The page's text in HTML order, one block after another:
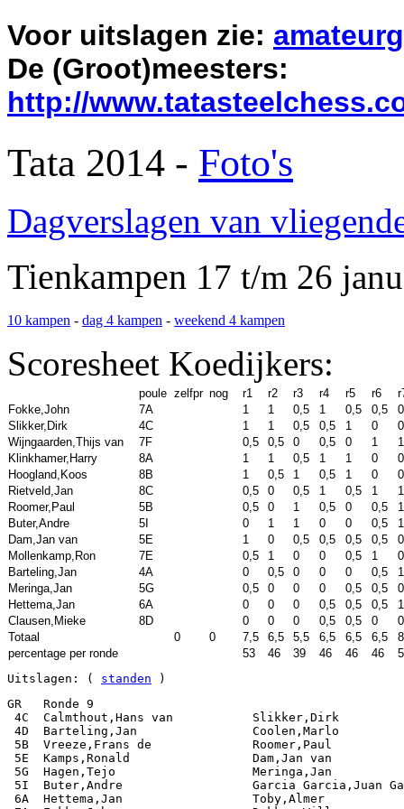
Voor uitslagen zie:
De (Groot)meesters:
http://
Tata 2014 - Foto's
Dagverslagen van
Tienkampen 17 t/m 26
10 kampen - dag 4 kampen - weekend 4 kampen
Scoresheet Koedijkers:
poule zelfpr nog r1 r2 r3 r4 r5 r6
Fokke,John
7A 1 1 0,5 1 0,5 0,5
Slikker,Dirk
4C 1 1 0,5 0,5 1 0
Wijngaarden,Thijs van
7F 0,5 0,5 0 0,5 0 1
1
Klinkhamer,Harry
8A 1 1 0,5 1 1 0
0
Hoogland,Koos
8B 1 0,5 1 0,5 1 0
0
Rietveld,Jan
8C 0,5 0 0,5 1 0,5 1
1
Roomer,Paul
5B 0,5 0 1 0,5 0 0,5
1
Buter,Andre
5I 0 1 1 0 0 0,5
1
Dam,Jan van
5E 1 0 0,5 0,5 0,5 0,5
Mollenkamp,Ron
7E 0,5 1 0 0 0,5 1
0
Barteling,Jan
4A 0 0,5 0 0 0 0,5
1
Meringa,Jan
5G 0,5 0 0 0 0,5 0,5
Hettema,Jan
6A 0 0 0 0,5 0,5 0,5
1
Clausen,Mieke
8D 0 0 0 0,5 0,5 0
0
Totaal
0 0 7,5 6,5 5,5 6,5 6,5 6,5
8
percentage per ronde
53 46 39 46 46 46
Uitslagen: ( standen )
GR   Ronde 9
4C  Calmthout,Hans van           Slikker,Dirk
4D  Barteling,Jan                Coolen,Marlo
5B  Vreeze,Frans de              Roomer,Paul
5E  Kamps,Ronald                 Dam,Jan van
5G  Hagen,Tejo                   Meringa,Jan
5I  Buter,Andre                  Garcia Garcia,Juan
6A  Hettema,Jan                  Toby,Almer